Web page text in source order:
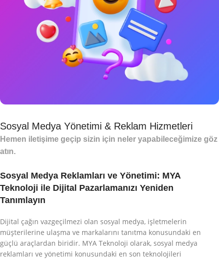
Sosyal Medya Yönetimi & Reklam Hizmetleri
Hemen iletişime geçip sizin için neler yapabileceğimize göz
atın.
Sosyal Medya Reklamları ve Yönetimi: MYA
Teknoloji ile Dijital Pazarlamanızı Yeniden
Tanımlayın
Dijital çağın vazgeçilmezi olan sosyal medya, işletmelerin
müşterilerine ulaşma ve markalarını tanıtma konusundaki en
güçlü araçlardan biridir. MYA Teknoloji olarak, sosyal medya
reklamları ve yönetimi konusundaki en son teknolojileri